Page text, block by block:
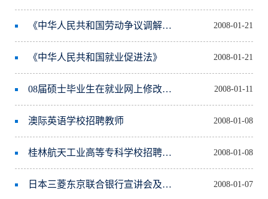
《中华人民共和国劳动争议调解仲裁法》 2008-01-21
《中华人民共和国就业促进法》 2008-01-21
08届硕士毕业生在就业网上修改、确认个人签约信息的通知 2008-01-11
澳际英语学校招聘教师 2008-01-08
桂林航天工业高等专科学校招聘英语教师 2008-01-08
日本三菱东京联合银行宣讲会及面试通知 2008-01-07